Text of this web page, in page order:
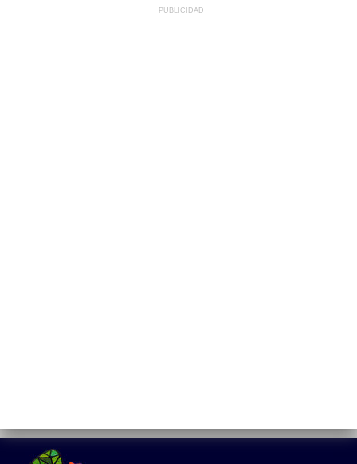
PUBLICIDAD